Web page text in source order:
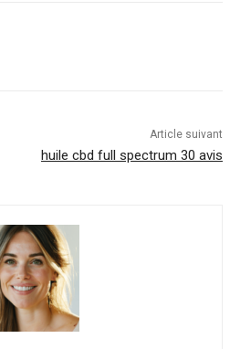
Article suivant
huile cbd full spectrum 30 avis